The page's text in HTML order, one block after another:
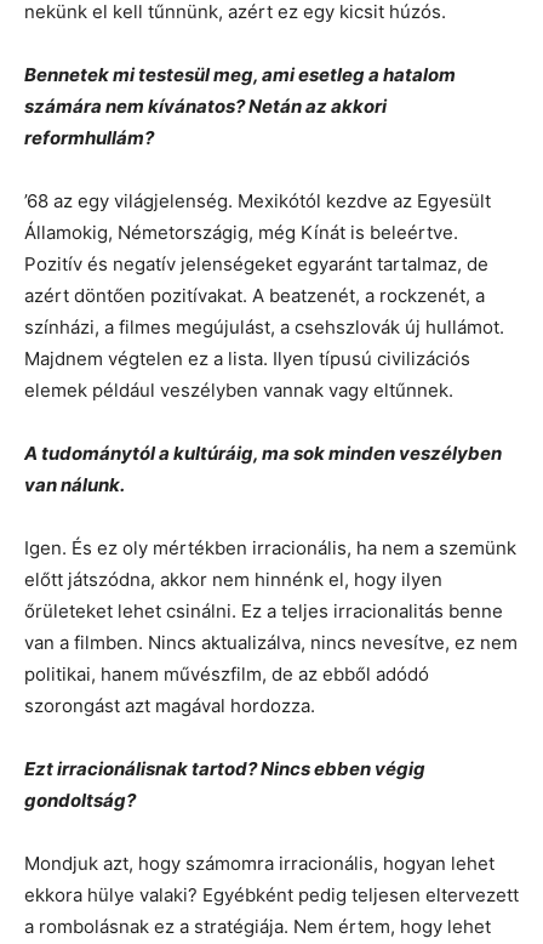
nekünk el kell tűnnünk, azért ez egy kicsit húzós.
Bennetek mi testesül meg, ami esetleg a hatalom
számára nem kívánatos? Netán az akkori
reformhullám?
’68 az egy világjelenség. Mexikótól kezdve az Egyesült
Államokig, Németországig, még Kínát is beleértve.
Pozitív és negatív jelenségeket egyaránt tartalmaz, de
azért döntően pozitívakat. A beatzenét, a rockzenét, a
színházi, a filmes megújulást, a csehszlovák új hullámot.
Majdnem végtelen ez a lista. Ilyen típusú civilizációs
elemek például veszélyben vannak vagy eltűnnek.
A tudománytól a kultúráig, ma sok minden veszélyben
van nálunk.
Igen. És ez oly mértékben irracionális, ha nem a szemünk
előtt játszódna, akkor nem hinnénk el, hogy ilyen
őrületeket lehet csinálni. Ez a teljes irracionalitás benne
van a filmben. Nincs aktualizálva, nincs nevesítve, ez nem
politikai, hanem művészfilm, de az ebből adódó
szorongást azt magával hordozza.
Ezt irracionálisnak tartod? Nincs ebben végig
gondoltság?
Mondjuk azt, hogy számomra irracionális, hogyan lehet
ekkora hülye valaki? Egyébként pedig teljesen eltervezett
a rombolásnak ez a stratégiája. Nem értem, hogy lehet